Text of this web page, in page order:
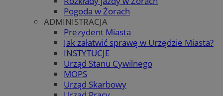
Pogoda w Żorach
ADMINISTRACJA
Prezydent Miasta
Jak załatwić sprawę w Urzędzie Miasta?
INSTYTUCJE
Urząd Stanu Cywilnego
MOPS
Urząd Skarbowy